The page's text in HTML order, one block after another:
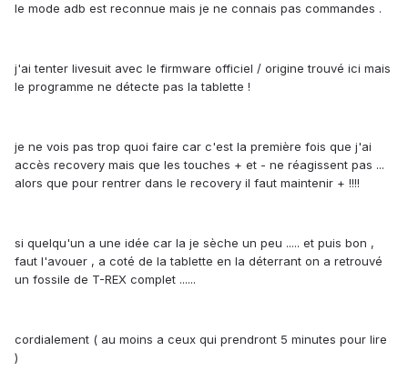
le mode adb est reconnue mais je ne connais pas commandes .
j'ai tenter livesuit avec le firmware officiel / origine trouvé ici mais
le programme ne détecte pas la tablette !
je ne vois pas trop quoi faire car c'est la première fois que j'ai
accès recovery mais que les touches + et - ne réagissent pas ...
alors que pour rentrer dans le recovery il faut maintenir + !!!!
si quelqu'un a une idée car la je sèche un peu ..... et puis bon ,
faut l'avouer , a coté de la tablette en la déterrant on a retrouvé
un fossile de T-REX complet ......
cordialement ( au moins a ceux qui prendront 5 minutes pour lire
)